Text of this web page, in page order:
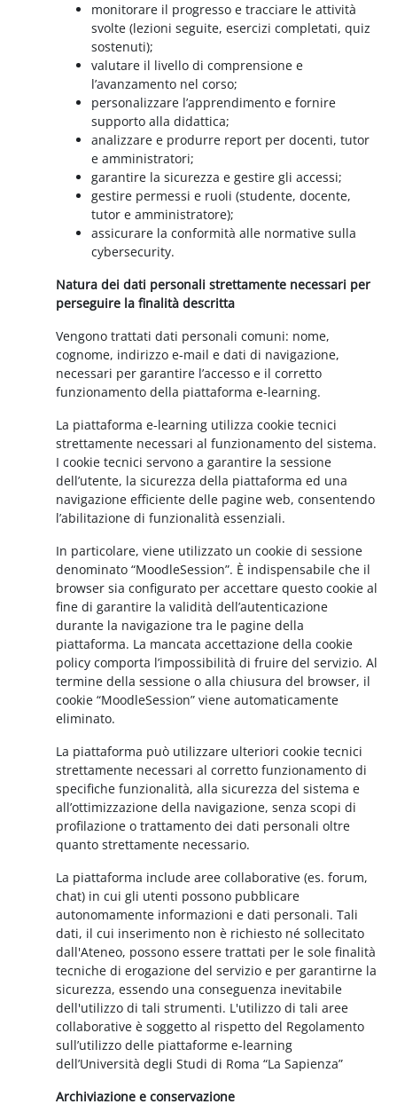
monitorare il progresso e tracciare le attività
svolte (lezioni seguite, esercizi completati, quiz
sostenuti);
valutare il livello di comprensione e
l’avanzamento nel corso;
personalizzare l’apprendimento e fornire
supporto alla didattica;
analizzare e produrre report per docenti, tutor
e amministratori;
garantire la sicurezza e gestire gli accessi;
gestire permessi e ruoli (studente, docente,
tutor e amministratore);
assicurare la conformità alle normative sulla
cybersecurity.
Natura dei dati personali strettamente necessari per
perseguire la finalità descritta
Vengono trattati dati personali comuni: nome,
cognome, indirizzo e-mail e dati di navigazione,
necessari per garantire l’accesso e il corretto
funzionamento della piattaforma e-learning.
La piattaforma e-learning utilizza cookie tecnici
strettamente necessari al funzionamento del sistema.
I cookie tecnici servono a garantire la sessione
dell’utente, la sicurezza della piattaforma ed una
navigazione efficiente delle pagine web, consentendo
l’abilitazione di funzionalità essenziali.
In particolare, viene utilizzato un cookie di sessione
denominato “MoodleSession”. È indispensabile che il
browser sia configurato per accettare questo cookie al
fine di garantire la validità dell’autenticazione
durante la navigazione tra le pagine della
piattaforma. La mancata accettazione della cookie
policy comporta l’impossibilità di fruire del servizio. Al
termine della sessione o alla chiusura del browser, il
cookie “MoodleSession” viene automaticamente
eliminato.
La piattaforma può utilizzare ulteriori cookie tecnici
strettamente necessari al corretto funzionamento di
specifiche funzionalità, alla sicurezza del sistema e
all’ottimizzazione della navigazione, senza scopi di
profilazione o trattamento dei dati personali oltre
quanto strettamente necessario.
La piattaforma include aree collaborative (es. forum,
chat) in cui gli utenti possono pubblicare
autonomamente informazioni e dati personali. Tali
dati, il cui inserimento non è richiesto né sollecitato
dall'Ateneo, possono essere trattati per le sole finalità
tecniche di erogazione del servizio e per garantirne la
sicurezza, essendo una conseguenza inevitabile
dell'utilizzo di tali strumenti. L'utilizzo di tali aree
collaborative è soggetto al rispetto del Regolamento
sull’utilizzo delle piattaforme e-learning
dell’Università degli Studi di Roma “La Sapienza”
Archiviazione e conservazione